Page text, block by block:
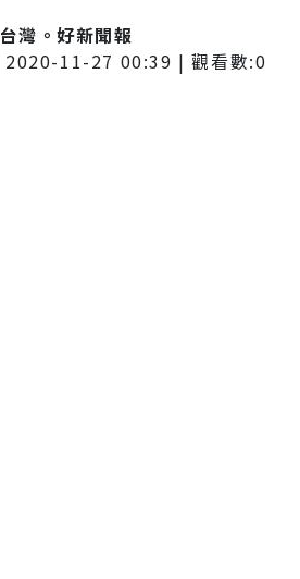
台灣。好新聞報
2020-11-27 00:39 | 觀看數:0